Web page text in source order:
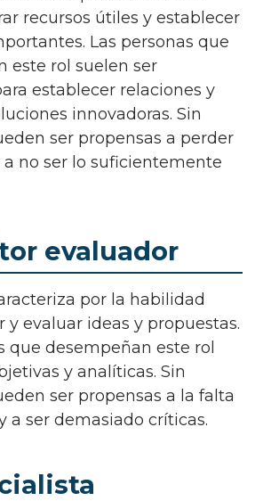
recursos útiles y establecer
Las personas que
este rol suelen ser
establecer relaciones y
innovadoras. Sin
ser propensas a perder
no ser lo suficientemente
evaluador
y evaluar ideas y propuestas.
que desempeñan este rol
y analíticas. Sin
ser propensas a la falta
a ser demasiado críticas.